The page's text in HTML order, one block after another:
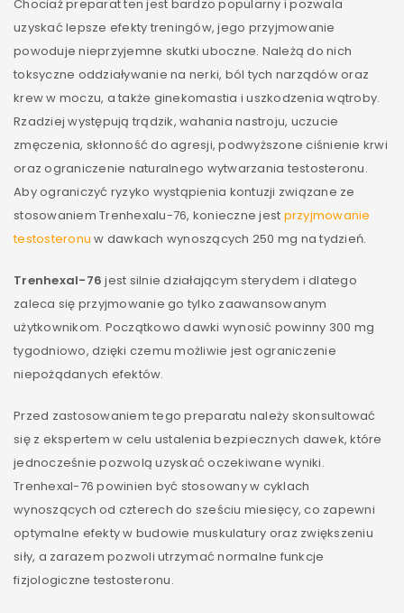
Chociaż preparat ten jest bardzo popularny i pozwala
uzyskać lepsze efekty treningów, jego przyjmowanie
powoduje nieprzyjemne skutki uboczne. Należą do nich
toksyczne oddziaływanie na nerki, ból tych narządów oraz
krew w moczu, a także ginekomastia i uszkodzenia wątroby.
Rzadziej występują trądzik, wahania nastroju, uczucie
zmęczenia, skłonność do agresji, podwyższone ciśnienie krwi
oraz ograniczenie naturalnego wytwarzania testosteronu.
Aby ograniczyć ryzyko wystąpienia kontuzji związane ze
stosowaniem Trenhexalu-76, konieczne jest przyjmowanie
testosteronu w dawkach wynoszących 250 mg na tydzień.
Trenhexal-76 jest silnie działającym sterydem i dlatego
zaleca się przyjmowanie go tylko zaawansowanym
użytkownikom. Początkowo dawki wynosić powinny 300 mg
tygodniowo, dzięki czemu możliwie jest ograniczenie
niepożądanych efektów.
Przed zastosowaniem tego preparatu należy skonsultować
się z ekspertem w celu ustalenia bezpiecznych dawek, które
jednocześnie pozwolą uzyskać oczekiwane wyniki.
Trenhexal-76 powinien być stosowany w cyklach
wynoszących od czterech do sześciu miesięcy, co zapewni
optymalne efekty w budowie muskulatury oraz zwiększeniu
siły, a zarazem pozwoli utrzymać normalne funkcje
fizjologiczne testosteronu.